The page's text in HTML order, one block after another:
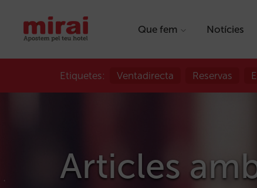
Que fem Notícies
Etiquetes: Ventadirecta Reservas
Articles